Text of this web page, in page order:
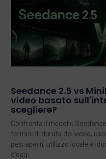
Seedance 2.5 vs
video basato
scegliere?
Confronta il modello
termini di durata dei video,
pesi aperti, utilizzo locale e
d’oggi.